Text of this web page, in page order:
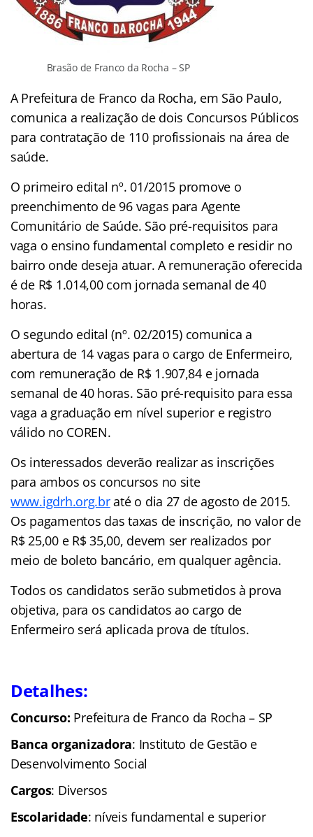
Brasão de Franco da Rocha – SP
A Prefeitura de Franco da Rocha, em São Paulo,
comunica a realização de dois Concursos Públicos
para contratação de 110 profissionais na área de
saúde.
O primeiro edital nº. 01/2015 promove o
preenchimento de 96 vagas para Agente
Comunitário de Saúde. São pré-requisitos para
vaga o ensino fundamental completo e residir no
bairro onde deseja atuar. A remuneração oferecida
é de R$ 1.014,00 com jornada semanal de 40
horas.
O segundo edital (nº. 02/2015) comunica a
abertura de 14 vagas para o cargo de Enfermeiro,
com remuneração de R$ 1.907,84 e jornada
semanal de 40 horas. São pré-requisito para essa
vaga a graduação em nível superior e registro
válido no COREN.
Os interessados deverão realizar as inscrições
para ambos os concursos no site
www.igdrh.org.braté o dia 27 de agosto de 2015.
Os pagamentos das taxas de inscrição, no valor de
R$ 25,00 e R$ 35,00, devem ser realizados por
meio de boleto bancário, em qualquer agência.
Todos os candidatos serão submetidos à prova
objetiva, para os candidatos ao cargo de
Enfermeiro será aplicada prova de títulos.
Detalhes:
Concurso: Prefeitura de Franco da Rocha – SP
Banca organizadora: Instituto de Gestão e
Desenvolvimento Social
Cargos: Diversos
Escolaridade: níveis fundamental e superior